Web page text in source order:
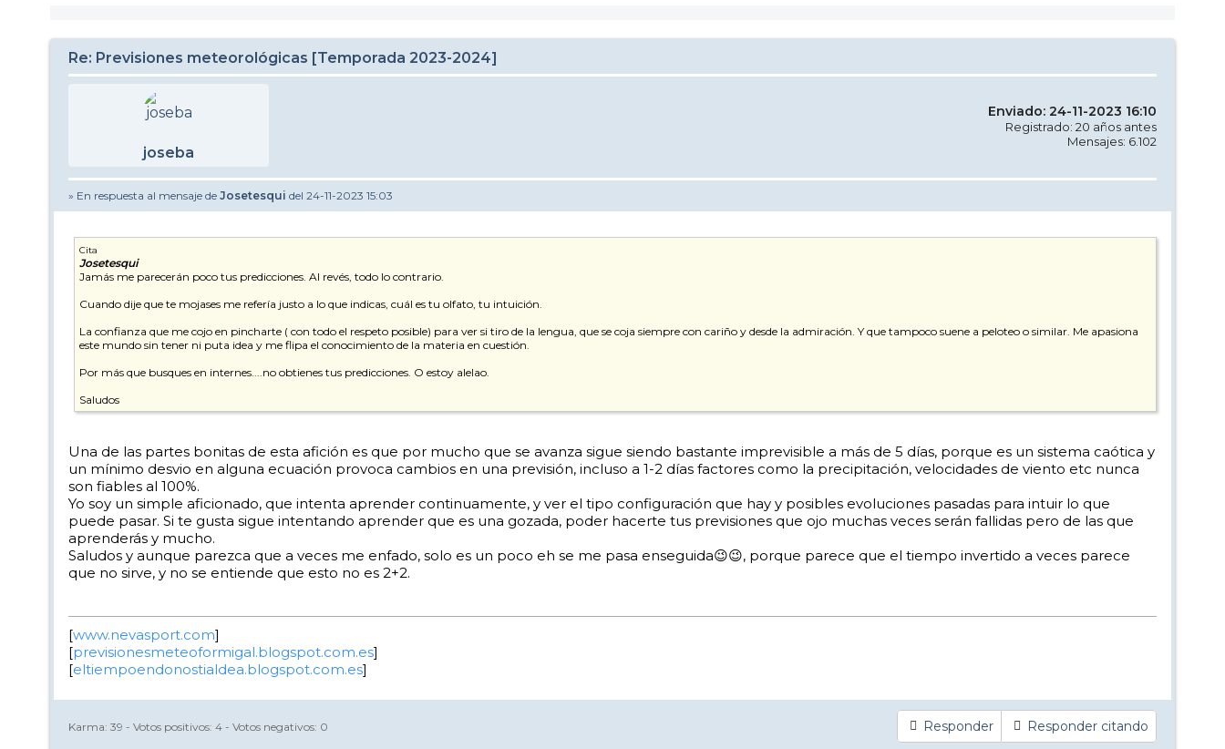
Re: Previsiones meteorológicas [Temporada 2023-2024]
joseba
Enviado: 24-11-2023 16:10
Registrado: 20 años antes
Mensajes: 6.102
» En respuesta al mensaje de Josetesqui del 24-11-2023 15:03
Cita
Josetesqui
Jamás me parecerán poco tus predicciones. Al revés, todo lo contrario.
Cuando dije que te mojases me refería justo a lo que indicas, cuál es tu olfato, tu intuición.
La confianza que me cojo en pincharte ( con todo el respeto posible) para ver si tiro de la lengua, que se coja siempre con cariño y desde la admiración. Y que tampoco suene a peloteo o similar. Me apasiona
este mundo sin tener ni puta idea y me flipa el conocimiento de la materia en cuestión.
Por más que busques en internes....no obtienes tus predicciones. O estoy alelao.
Saludos
Una de las partes bonitas de esta afición es que por mucho que se avanza sigue siendo bastante imprevisible a más de 5 días, porque es un sistema caótica y
un mínimo desvio en alguna ecuación provoca cambios en una previsión, incluso a 1-2 días factores como la precipitación, velocidades de viento etc nunca
son fiables al 100%.
Yo soy un simple aficionado, que intenta aprender continuamente, y ver el tipo configuración que hay y posibles evoluciones pasadas para intuir lo que
puede pasar. Si te gusta sigue intentando aprender que es una gozada, poder hacerte tus previsiones que ojo muchas veces serán fallidas pero de las que
aprenderás y mucho.
Saludos y aunque parezca que a veces me enfado, solo es un poco eh se me pasa enseguida😉😉, porque parece que el tiempo invertido a veces parece
que no sirve, y no se entiende que esto no es 2+2.
[www.nevasport.com]
[previsionesmeteoformigal.blogspot.com.es]
[eltiempoendonostialdea.blogspot.com.es]
Responder Responder citando
Karma: 39 - Votos positivos: 4 - Votos negativos: 0